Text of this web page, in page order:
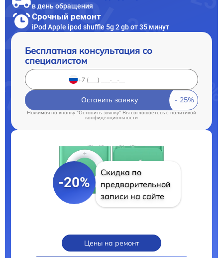
в день обращения
Срочный ремонт
iPod Apple ipod shuffle 5g 2 gb от 35 минут
Бесплатная консультация со
специалистом
Оставить заявку
Нажимая на кнопку "Оставить заявку" Вы соглашаетесь cполитикой
конфиденциальности
-20%
Скидка по
предварительной
записи на сайте
Цены на ремонт